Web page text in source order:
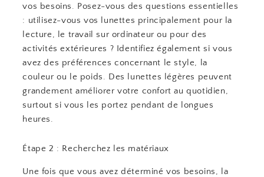
vos besoins. Posez-vous des questions essentielles
: utilisez-vous vos lunettes principalement pour la
lecture, le travail sur ordinateur ou pour des
activités extérieures ? Identifiez également si vous
avez des préférences concernant le style, la
couleur ou le poids. Des lunettes légères peuvent
grandement améliorer votre confort au quotidien,
surtout si vous les portez pendant de longues
heures.
Étape 2 : Recherchez les matériaux
Une fois que vous avez déterminé vos besoins, la